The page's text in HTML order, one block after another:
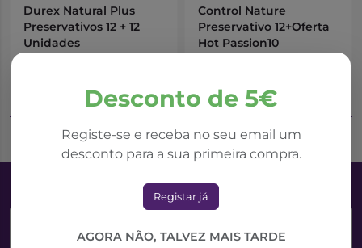
Desconto de 5€
Registe-se e receba no seu email um
desconto para a sua primeira compra.
Registar já
AGORA NÃO, TALVEZ MAIS TARDE
Durex Natural Plus
Preservativos 12 + 12
Unidades
Adicionar ao Carrinho
Control Nature
Preservativo 12+Oferta
Hot Passion10
Adicionar ao Carrinho